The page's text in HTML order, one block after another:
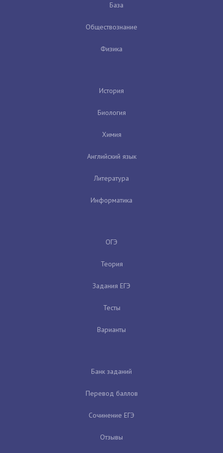
База
Обществознание
Физика
История
Биология
Химия
Английский язык
Литература
Информатика
ОГЭ
Теория
Задания ЕГЭ
Тесты
Варианты
Банк заданий
Перевод баллов
Сочинение ЕГЭ
Отзывы